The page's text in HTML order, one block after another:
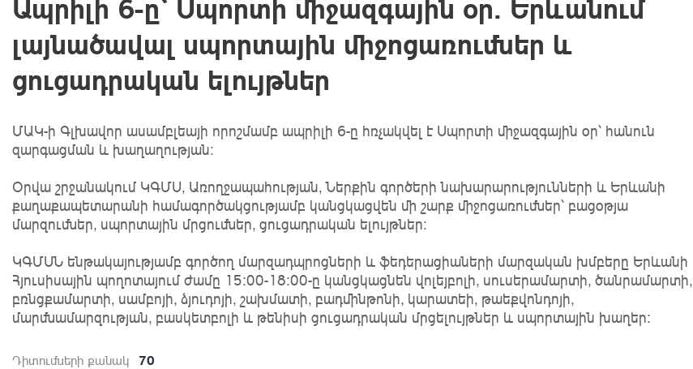
Ապրիլի 6-ը՝ Սպորտի միջազգային օր․ Երևանում
լայնածավալ սպորտային միջոցառումներ և
ցուցադրական ելույթներ
ՄԱԿ-ի Գլխավոր ասամբլեայի որոշմամբ ապրիլի 6-ը հռչակվել է Սպորտի միջազգային օր՝ հանուն
զարգացման և խաղաղության։
Օրվա շրջանակում ԿԳՄՍ, Առողջապահության, Ներքին գործերի նախարարությունների և Երևանի
քաղաքապետարանի համագործակցությամբ կանցկացվեն մի շարք միջոցառումներ՝ բացօթյա
մարզումներ, սպորտային մրցումներ, ցուցադրական ելույթներ:
ԿԳՄՍՆ ենթակայությամբ գործող մարզադպրոցների և ֆեդերացիաների մարզական խմբերը Երևանի
Հյուսիսային պողոտայում ժամը 15:00-18:00-ը կանցկացնեն վոլեյբոլի, սուսերամարտի, ծանրամարտի,
բռնցքամարտի, սամբոյի, ձյուդոյի, շախմատի, բադմինթոնի, կարատեի, թաեքվոնդոյի,
մարմնամարզության, բասկետբոլի և թենիսի ցուցադրական մրցելույթներ և սպորտային խաղեր։
Դիտումների քանակ 70